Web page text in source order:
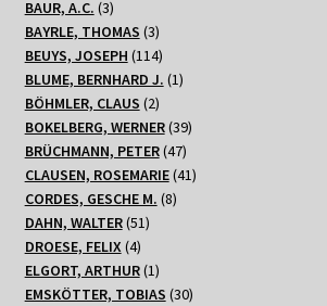
BAUR, A.C. 33
Produkte
BAYRLE, THOMAS 33
Produkte
BEUYS, JOSEPH 114114
Produkte
BLUME, BERNHARD J. 11
BÖHMLER, CLAUS 22
Produkte
BOKELBERG, WERNER 3939
BRÜCHMANN, PETER 4747
Produkte
CLAUSEN, ROSEMARIE 4141
CORDES, GESCHE M. 88
DAHN, WALTER 5151
DROESE, FELIX 44
Produkte
ELGORT, ARTHUR 11
Produkt
EMSKÖTTER, TOBIAS 3030